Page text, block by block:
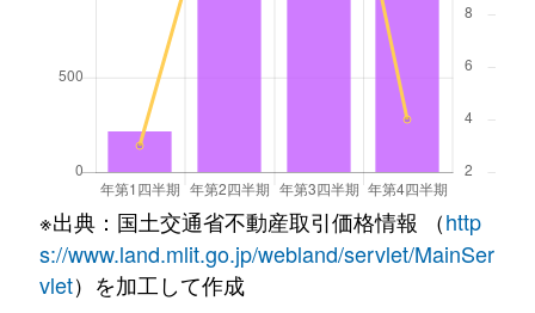
※出典：国土交通省不動産取引価格情報 （http
s://www.land.mlit.go.jp/webland/servlet/MainSer
vlet）を加工して作成